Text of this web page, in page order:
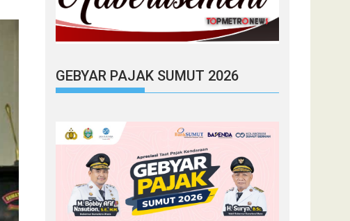
GEBYAR PAJAK SUMUT 2026